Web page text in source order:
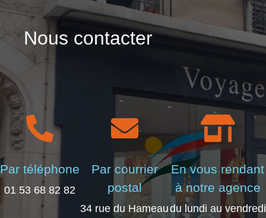
Nous contacter
Par téléphone
01 53 68 82 82
Par courrier
postal
34 rue du Hameau
En vous rendant
à notre agence
du lundi au vendredi